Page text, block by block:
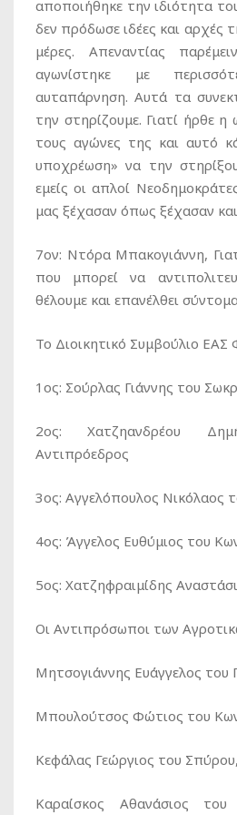
αποποιήθηκε την ιδιότητα
δεν πρόδωσε ιδέες και αρχές
μέρες. Απεναντίας
αγωνίστηκε με
αυταπάρνηση. Αυτά τα
την στηρίζουμε. Γιατί ήρθε η
τους αγώνες της και αυτό
υποχρέωση» να την
εμείς οι απλοί
μας ξέχασαν όπως ξέχασαν
7ον: Ντόρα Μπακογιάννη,
που μπορεί να
θέλουμε και επανέλθει
Το Διοικητικό Συμβούλιο
1ος: Σούρλας Γιάννης του
2ος: Χατζηανδρέου
Αντιπρόεδρος
3ος: Αγγελόπουλος Νικόλαος
4ος: Άγγελος Ευθύμιος του
5ος: Χατζηφραιμίδης
Οι Αντιπρόσωποι των
Μητσογιάννης Ευάγγελος του
Μπουλούτσος Φώτιος του
Κεφάλας Γεώργιος του
Καραίσκος Αθανάσιος